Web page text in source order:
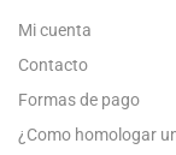
Mi cuenta
Contacto
Formas de pago
¿Como homologar